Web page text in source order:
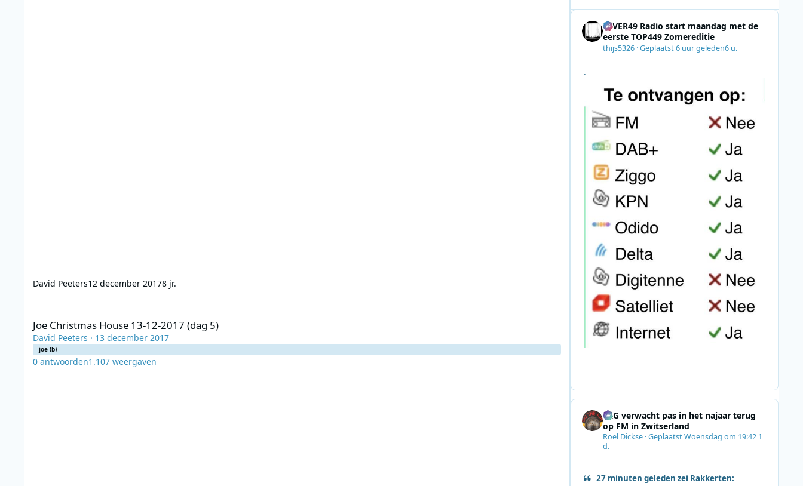
David Peeters12 december 20178 jr.
Joe Christmas House 13-12-2017 (dag 5)
David Peeters · 13 december 2017
joe (b)
0 antwoorden1.107 weergaven
4EVER49 Radio start maandag met de
eerste TOP449 Zomereditie
thijs5326·Geplaatst6 uur geleden6 u.
.
SRG verwacht pas in het najaar terug
op FM in Zwitserland
Roel Dickse·GeplaatstWoensdag om 19:42 1
d.
27 minuten geleden zei Rakkerten: